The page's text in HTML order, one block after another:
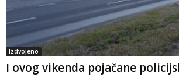
Izdvojeno
I ovog vikenda pojačane